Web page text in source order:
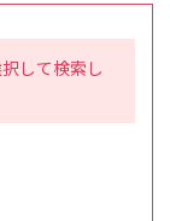
して検索し